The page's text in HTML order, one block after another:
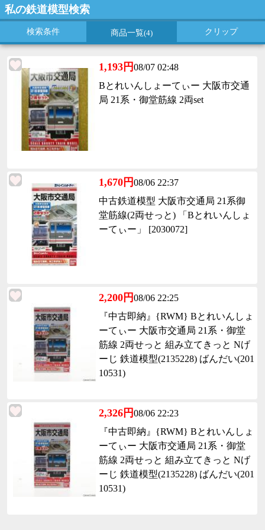
私の鉄道模型検索
検索条件 商品一覧(4) クリップ
1,193円08/07 02:48
Bとれいんしょーてぃー 大阪市交通
局 21系・御堂筋線 2両set
1,670円08/06 22:37
中古鉄道模型 大阪市交通局 21系御
堂筋線(2両せっと) 「Bとれいんしょ
ーてぃー」 [2030072]
2,200円08/06 22:25
『中古即納』{RWM} Bとれいんしょ
ーてぃー 大阪市交通局 21系・御堂
筋線 2両せっと 組み立てきっと Nげ
ーじ 鉄道模型(2135228) ばんだい(201
10531)
2,326円08/06 22:23
『中古即納』{RWM} Bとれいんしょ
ーてぃー 大阪市交通局 21系・御堂
筋線 2両せっと 組み立てきっと Nげ
ーじ 鉄道模型(2135228) ばんだい(201
10531)